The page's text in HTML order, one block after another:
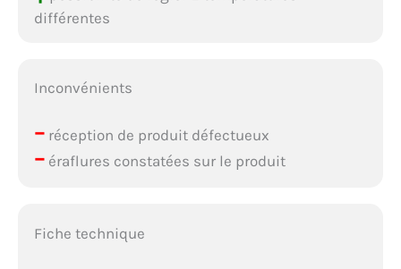
différentes
Inconvénients
–réception de produit défectueux
–éraflures constatées sur le produit
Fiche technique